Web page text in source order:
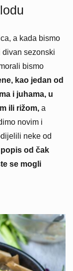
a kada bismo
sezonski
bismo
kao jedan od
i juhama, u
ili rižom, a
novim i
neke od
od čak
se mogli